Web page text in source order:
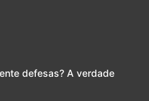
defesas? A verdade